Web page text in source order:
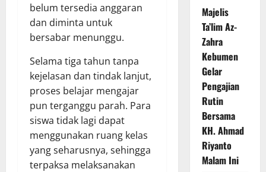
belum tersedia anggaran
dan diminta untuk
bersabar menunggu.
Selama tiga tahun tanpa
kejelasan dan tindak lanjut,
proses belajar mengajar
pun terganggu parah. Para
siswa tidak lagi dapat
menggunakan ruang kelas
yang seharusnya, sehingga
terpaksa melaksanakan
Majelis
Ta’lim Az-
Zahra
Kebumen
Gelar
Pengajian
Rutin
Bersama
KH. Ahmad
Riyanto
Malam Ini